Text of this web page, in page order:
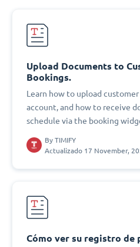
Upload Documents to
Bookings.
Learn how to upload
account, and how to receive
schedule via the booking
By TIMIFY
Actualizado 17 November,
Cómo ver su registro de